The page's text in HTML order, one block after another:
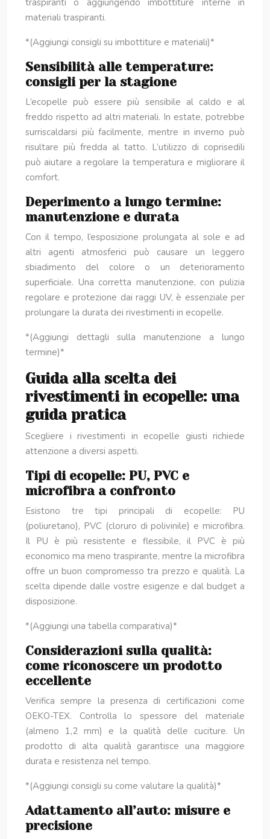
traspiranti o aggiungendo imbottiture interne in
materiali traspiranti.
*(Aggiungi consigli su imbottiture e materiali)*
Sensibilità alle temperature:
consigli per la stagione
L’ecopelle può essere più sensibile al caldo e al
freddo rispetto ad altri materiali. In estate, potrebbe
surriscaldarsi più facilmente, mentre in inverno può
risultare più fredda al tatto. L’utilizzo di coprisedili
può aiutare a regolare la temperatura e migliorare il
comfort.
Deperimento a lungo termine:
manutenzione e durata
Con il tempo, l’esposizione prolungata al sole e ad
altri agenti atmosferici può causare un leggero
sbiadimento del colore o un deterioramento
superficiale. Una corretta manutenzione, con pulizia
regolare e protezione dai raggi UV, è essenziale per
prolungare la durata dei rivestimenti in ecopelle.
*(Aggiungi dettagli sulla manutenzione a lungo
termine)*
Guida alla scelta dei
rivestimenti in ecopelle: una
guida pratica
Scegliere i rivestimenti in ecopelle giusti richiede
attenzione a diversi aspetti.
Tipi di ecopelle: PU, PVC e
microfibra a confronto
Esistono tre tipi principali di ecopelle: PU
(poliuretano), PVC (cloruro di polivinile) e microfibra.
Il PU è più resistente e flessibile, il PVC è più
economico ma meno traspirante, mentre la microfibra
offre un buon compromesso tra prezzo e qualità. La
scelta dipende dalle vostre esigenze e dal budget a
disposizione.
*(Aggiungi una tabella comparativa)*
Considerazioni sulla qualità:
come riconoscere un prodotto
eccellente
Verifica sempre la presenza di certificazioni come
OEKO-TEX. Controlla lo spessore del materiale
(almeno 1,2 mm) e la qualità delle cuciture. Un
prodotto di alta qualità garantisce una maggiore
durata e resistenza nel tempo.
*(Aggiungi consigli su come valutare la qualità)*
Adattamento all’auto: misure e
precisione